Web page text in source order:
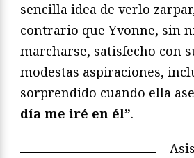
sencilla idea de verlo
contrario que Yvonne, sin
marcharse, satisfecho con
modestas aspiraciones,
sorprendido cuando ella
día me iré en él”.